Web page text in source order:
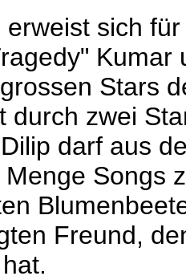
erweist sich
Stars
durch zwei
darf aus
Songs
Freund,